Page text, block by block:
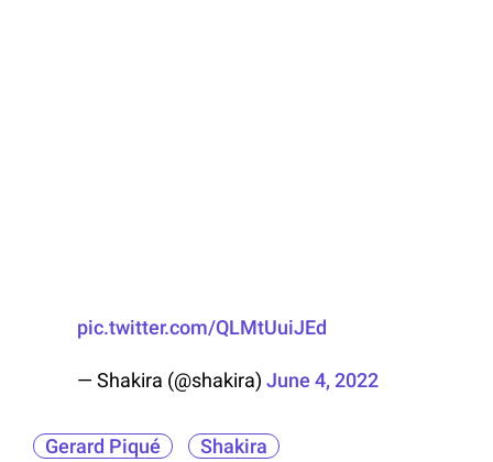
pic.twitter.com/QLMtUuiJEd
— Shakira (@shakira) June 4, 2022
Gerard Piqué Shakira